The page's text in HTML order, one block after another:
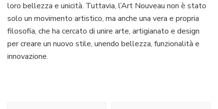
loro bellezza e unicità. Tuttavia, l’Art Nouveau non è stato
solo un movimento artistico, ma anche una vera e propria
filosofia, che ha cercato di unire arte, artigianato e design
per creare un nuovo stile, unendo bellezza, funzionalità e
innovazione.